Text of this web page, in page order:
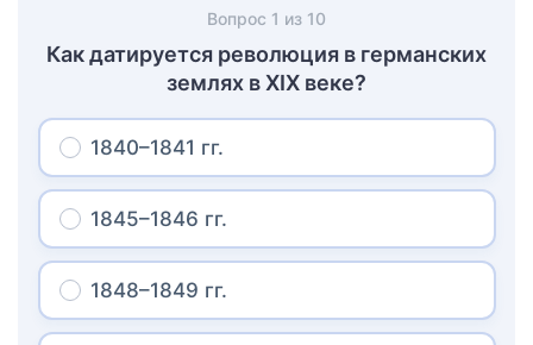
Вопрос 1 из 10
Как датируется революция в германских
землях в XIX веке?
1840–1841 гг.
1845–1846 гг.
1848–1849 гг.